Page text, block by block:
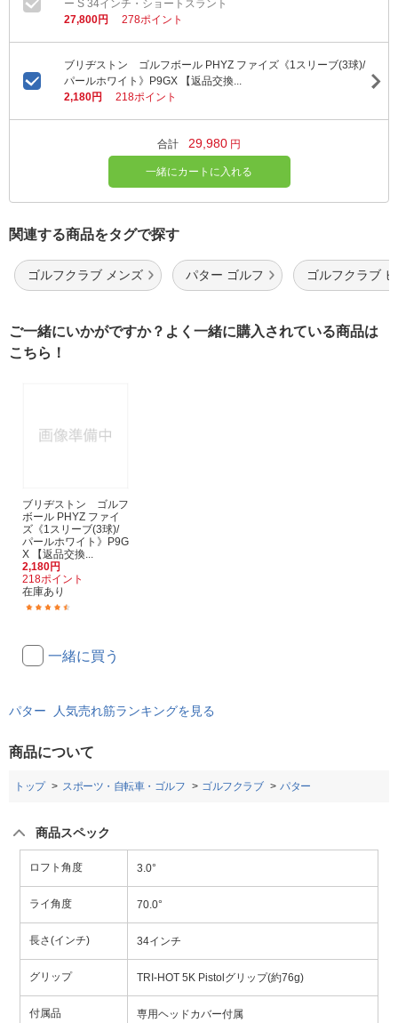
ー S 34インチ・ショートスラント
27,800円
278ポイント
ブリヂストン ゴルフボール PHYZ ファイズ《1スリーブ(3球)/
パールホワイト》P9GX 【返品交換...
2,180円
218ポイント
合計 29,980 円
一緒にカートに入れる
関連する商品をタグで探す
ゴルフクラブ メンズ パター ゴルフ ゴルフクラブ
ご一緒にいかがですか？よく一緒に購入されている商品は
こちら！
ブリヂストン ゴルフ
ボール PHYZ ファイ
ズ《1スリーブ(3球)/
パールホワイト》P9G
X 【返品交換...
2,180円
218ポイント
在庫あり
一緒に買う
パター 人気売れ筋ランキングを見る
商品について
トップ スポーツ・自転車・ゴルフ ゴルフクラブ パター
商品スペック
ロフト角度 3.0°
ライ角度 70.0°
長さ(インチ) 34インチ
グリップ TRI-HOT 5K Pistolグリップ(約76g)
付属品 専用ヘッドカバー付属